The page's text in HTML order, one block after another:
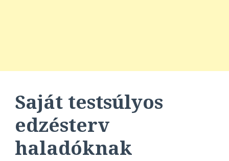
Saját testsúlyos
edzésterv
haladóknak